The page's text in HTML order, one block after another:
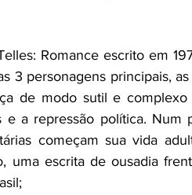
Romance escrito em
3 personagens principais,
de modo sutil e complexo
a repressão política. Num
começam sua vida
uma escrita de ousadia